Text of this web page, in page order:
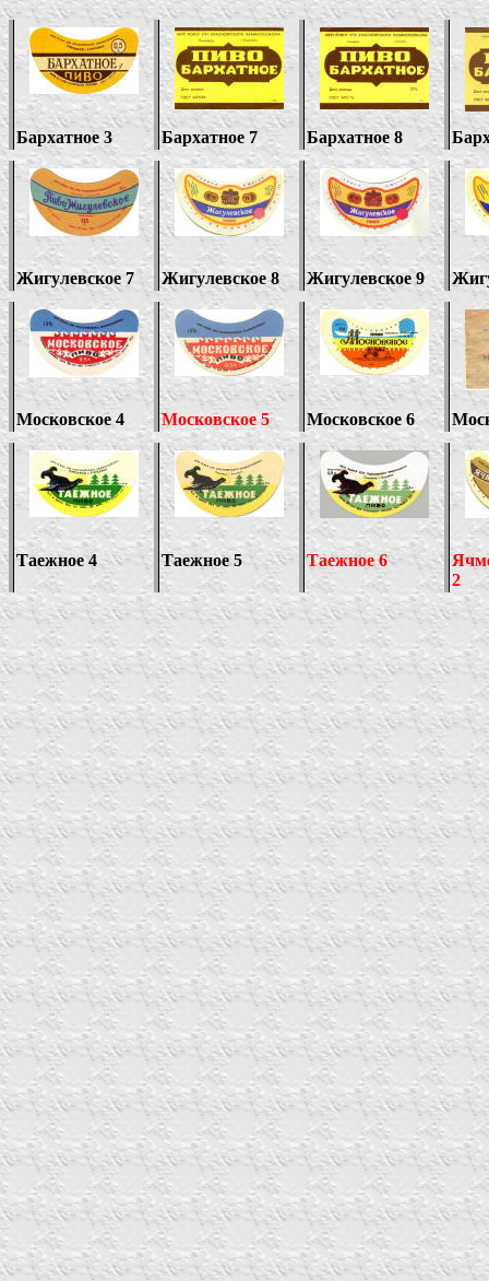
Бархатное 3 Бархатное 7 Бархатное 8
Жигулевское 7 Жигулевское 8 Жигулевское 9
Московское 4 Московское 5 Московское 6
Таежное 4 Таежное 5 Таежное 6
2